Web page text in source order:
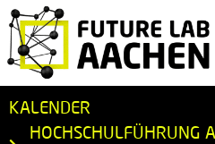
KALENDER
HOCHSCHULFÜHRUNG